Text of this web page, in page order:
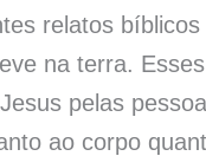
relatos
na terra.
pelas
ao corpo